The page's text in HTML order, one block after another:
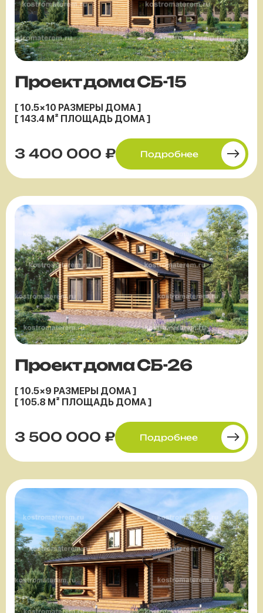
Проект дома СБ-15
[ 10.5×10 РАЗМЕРЫ ДОМА ]
[ 143.4 М² ПЛОЩАДЬ ДОМА ]
3 400 000 ₽ Подробнее
Проект дома СБ-26
[ 10.5×9 РАЗМЕРЫ ДОМА ]
[ 105.8 М² ПЛОЩАДЬ ДОМА ]
3 500 000 ₽ Подробнее